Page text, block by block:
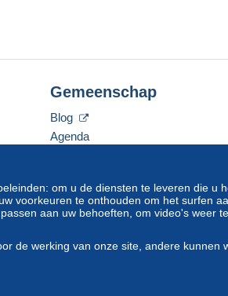
om u de diensten te leveren die u
voorkeuren te onthouden om het surfen
aan uw behoeften, om video's weer
de werking van onze site, andere kunnen
Gemeenschap
Blog
Agenda